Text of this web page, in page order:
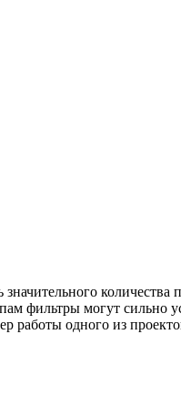
фильтры могут
одного из